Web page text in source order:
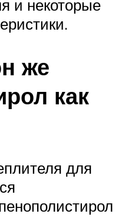
и некоторые
же
как
для